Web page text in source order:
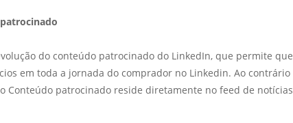
do conteúdo patrocinado do LinkedIn, que permite que
em toda a jornada do comprador no Linkedin. Ao contrário
Conteúdo patrocinado reside diretamente no feed de notícias